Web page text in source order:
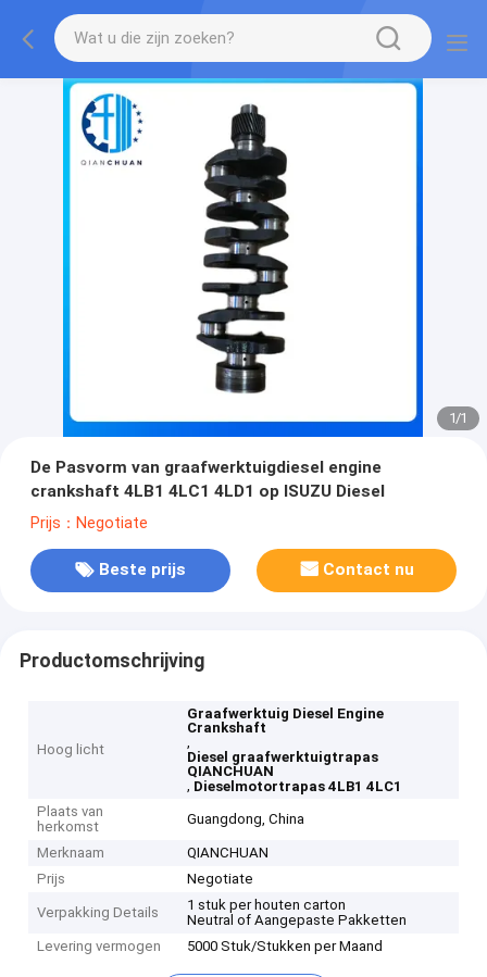
1/1
De Pasvorm van graafwerktuigdiesel engine
crankshaft 4LB1 4LC1 4LD1 op ISUZU Diesel
Prijs：Negotiate
Beste prijs Contact nu
Productomschrijving
Hoog licht
Graafwerktuig Diesel Engine
Crankshaft
,
Diesel graafwerktuigtrapas
QIANCHUAN
, Dieselmotortrapas 4LB1 4LC1
Plaats van
herkomst
Guangdong, China
Merknaam
QIANCHUAN
Prijs
Negotiate
Verpakking Details
1 stuk per houten carton
Neutral of Aangepaste Pakketten
Levering vermogen
5000 Stuk/Stukken per Maand